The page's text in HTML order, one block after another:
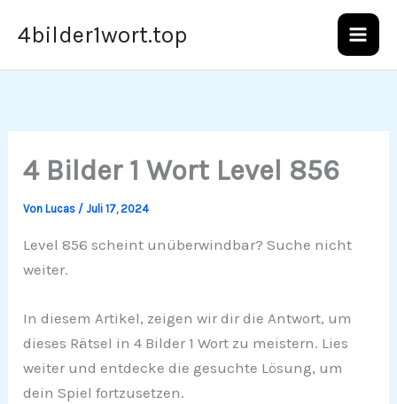
Inhalt
4bilder1wort.top
4 Bilder 1 Wort Level 856
VonLucas /Juli 17, 2024
Level 856 scheint unüberwindbar? Suche nicht
weiter.
In diesem Artikel, zeigen wir dir die Antwort, um
dieses Rätsel in 4 Bilder 1 Wort zu meistern. Lies
weiter und entdecke die gesuchte Lösung, um
dein Spiel fortzusetzen.